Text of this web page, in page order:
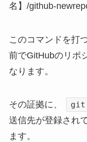
名】/github-
このコマンドを打
前でGitHubのリポ
なります。
その証拠に、 git
送信先が登録され
ます。